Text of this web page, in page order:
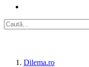
Dilema.ro